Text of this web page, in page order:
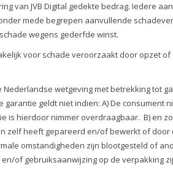
van JVB Digital gedekte bedrag. Iedere
mede begrepen aanvullende
wegens gederfde winst.
voor schade veroorzaakt door opzet
Nederlandse wetgeving met betrekking tot
garantie geldt niet indien: A) De consument
is hierdoor nimmer overdraagbaar. B) en
zelf heeft gepareerd en/of bewerkt of
omstandigheden zijn blootgesteld of
en/of gebruiksaanwijzing op de verpakking